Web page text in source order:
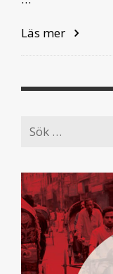
Läs mer
for: